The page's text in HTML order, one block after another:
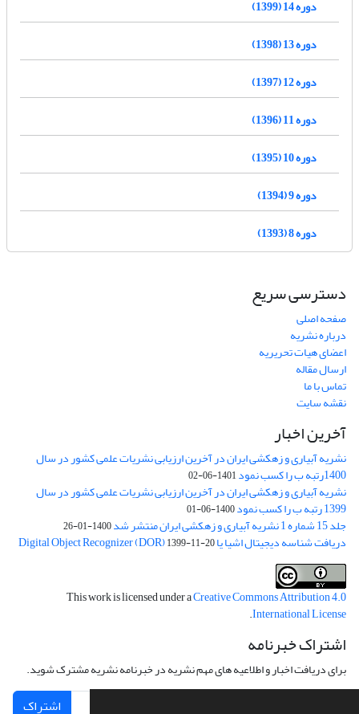
دوره 14 (1399)
دوره 13 (1398)
دوره 12 (1397)
دوره 11 (1396)
دوره 10 (1395)
دوره 9 (1394)
دوره 8 (1393)
دسترسی سریع
صفحه اصلی
درباره نشریه
اعضای هیات تحریریه
ارسال مقاله
تماس با ما
نقشه سایت
آخرین اخبار
نشریه آبیاری و زهکشی ایران در آخرین ارزیابی نشریات علمی کشور در سال
1400رتبه ب را کسب نمود 1401-06-02
نشریه آبیاری و زهکشی ایران در آخرین ارزیابی نشریات علمی کشور در سال
1399 رتبه ب را کسب نمود 1400-06-01
جلد 15 شماره 1 نشریه آبیاری و زهکشی ایران منتشر شد 1400-01-26
دریافت شناسه دیجیتال اشیا یا Digital Object Recognizer (DOR)1399-11-20
This work is licensed under aCreative Commons Attribution 4.0
International License
.
اشتراک خبرنامه
برای دریافت اخبار و اطلاعیه های مهم نشریه در خبرنامه نشریه مشترک شوید.
اشتراک